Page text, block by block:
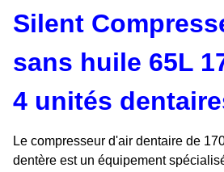
Silent
sans huile 65L
4 unités
Le compresseur d'air dentaire de
dentère est un équipement